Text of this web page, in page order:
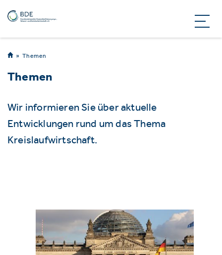
Themen
Themen
Wir informieren Sie über aktuelle
Entwicklungen rund um das Thema
Kreislaufwirtschaft.